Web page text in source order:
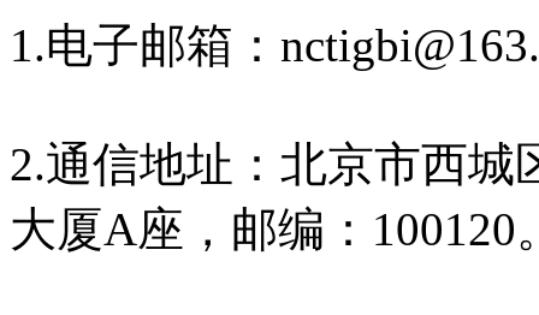
1.电子邮箱：
2.通信地址：北京市西城
大厦A座，邮编：100120